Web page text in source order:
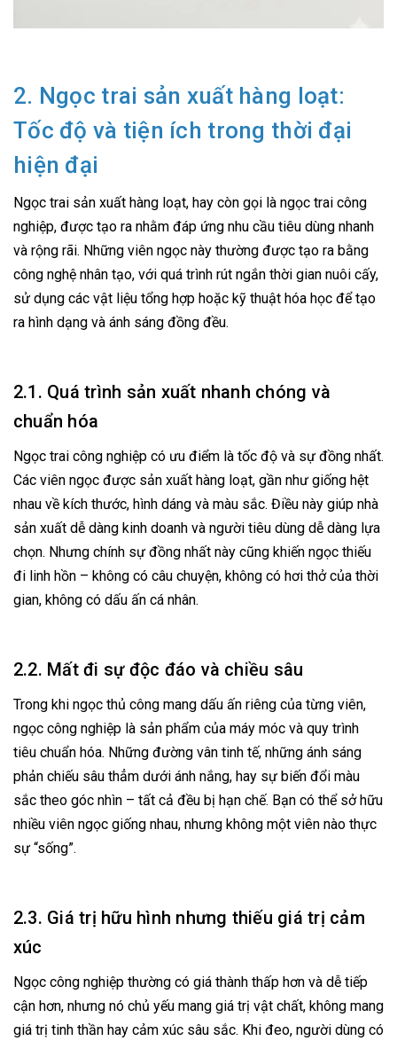
2. Ngọc trai sản xuất hàng loạt:
Tốc độ và tiện ích trong thời đại
hiện đại
Ngọc trai sản xuất hàng loạt, hay còn gọi là ngọc trai công
nghiệp, được tạo ra nhằm đáp ứng nhu cầu tiêu dùng nhanh
và rộng rãi. Những viên ngọc này thường được tạo ra bằng
công nghệ nhân tạo, với quá trình rút ngắn thời gian nuôi cấy,
sử dụng các vật liệu tổng hợp hoặc kỹ thuật hóa học để tạo
ra hình dạng và ánh sáng đồng đều.
2.1. Quá trình sản xuất nhanh chóng và
chuẩn hóa
Ngọc trai công nghiệp có ưu điểm là tốc độ và sự đồng nhất.
Các viên ngọc được sản xuất hàng loạt, gần như giống hệt
nhau về kích thước, hình dáng và màu sắc. Điều này giúp nhà
sản xuất dễ dàng kinh doanh và người tiêu dùng dễ dàng lựa
chọn. Nhưng chính sự đồng nhất này cũng khiến ngọc thiếu
đi linh hồn – không có câu chuyện, không có hơi thở của thời
gian, không có dấu ấn cá nhân.
2.2. Mất đi sự độc đáo và chiều sâu
Trong khi ngọc thủ công mang dấu ấn riêng của từng viên,
ngọc công nghiệp là sản phẩm của máy móc và quy trình
tiêu chuẩn hóa. Những đường vân tinh tế, những ánh sáng
phản chiếu sâu thẳm dưới ánh nắng, hay sự biến đổi màu
sắc theo góc nhìn – tất cả đều bị hạn chế. Bạn có thể sở hữu
nhiều viên ngọc giống nhau, nhưng không một viên nào thực
sự “sống”.
2.3. Giá trị hữu hình nhưng thiếu giá trị cảm
xúc
Ngọc công nghiệp thường có giá thành thấp hơn và dễ tiếp
cận hơn, nhưng nó chủ yếu mang giá trị vật chất, không mang
giá trị tinh thần hay cảm xúc sâu sắc. Khi đeo, người dùng có